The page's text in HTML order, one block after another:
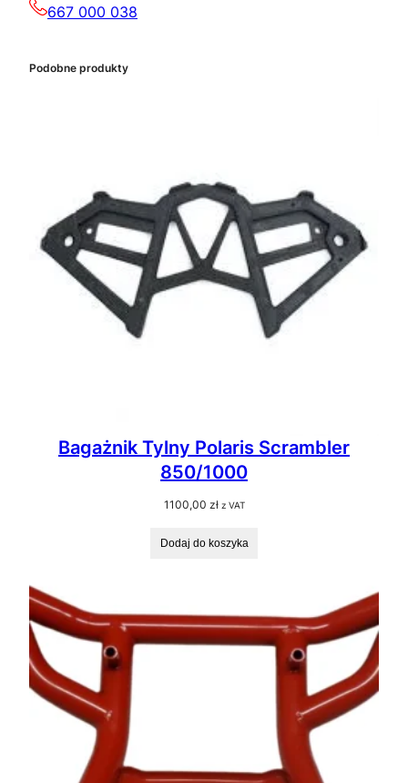
667 000 038
Podobne produkty
Bagażnik Tylny Polaris Scrambler
850/1000
1100,00 zł z VAT
Dodaj do koszyka